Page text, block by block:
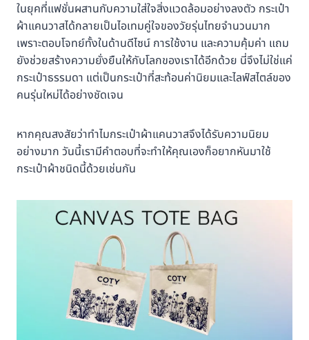
ในยุคที่แฟชั่นผสานกับความใส่ใจสิ่งแวดล้อมอย่างลงตัว กระเป๋า
ผ้าแคนวาสได้กลายเป็นไอเทมคู่ใจของวัยรุ่นไทยจำนวนมาก
เพราะตอบโจทย์ทั้งในด้านดีไซน์ การใช้งาน และความคุ้มค่า แถม
ยังช่วยสร้างความยั่งยืนให้กับโลกของเราได้อีกด้วย นี่จึงไม่ใช่แค่
กระเป๋าธรรมดา แต่เป็นกระเป๋าที่สะท้อนค่านิยมและไลฟ์สไตล์ของ
คนรุ่นใหม่ได้อย่างชัดเจน
หากคุณสงสัยว่าทำไมกระเป๋าผ้าแคนวาสจึงได้รับความนิยม
อย่างมาก วันนี้เรามีคำตอบที่จะทำให้คุณเองก็อยากหันมาใช้
กระเป๋าผ้าชนิดนี้ด้วยเช่นกัน